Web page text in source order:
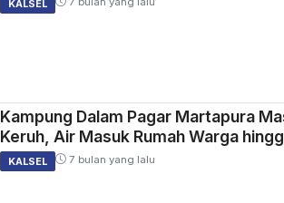
KALSEL
Kampung Dalam Pagar Martapura
Keruh, Air Masuk Rumah Warga
KALSEL 7 bulan yang lalu